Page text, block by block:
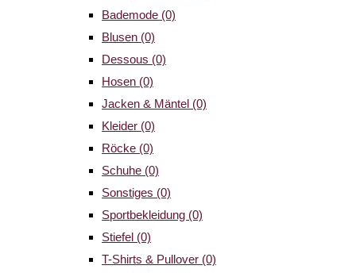
Bademode (0)
Blusen (0)
Dessous (0)
Hosen (0)
Jacken & Mäntel (0)
Kleider (0)
Röcke (0)
Schuhe (0)
Sonstiges (0)
Sportbekleidung (0)
Stiefel (0)
T-Shirts & Pullover (0)